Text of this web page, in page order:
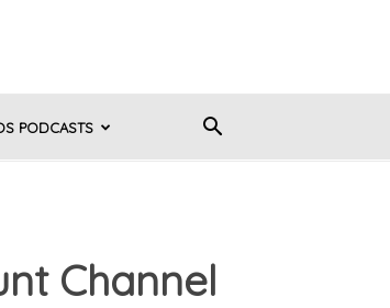
PODCASTS
Channel